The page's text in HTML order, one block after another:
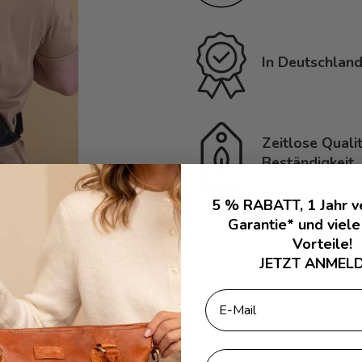
In
Zeitlose
Beständigkeit
5 % RABATT, 1 Jahr
Garantie* und
Vorteile!
JETZT
Email
First Name